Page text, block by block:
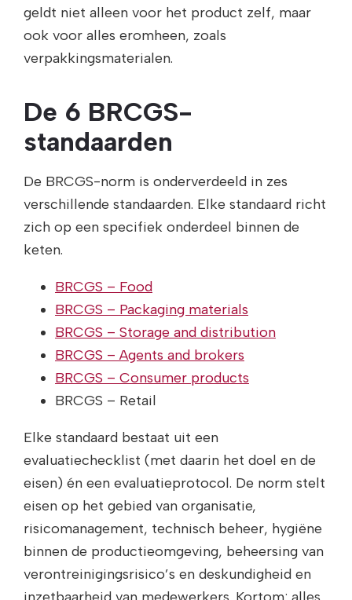
geldt niet alleen voor het product zelf, maar
ook voor alles eromheen, zoals
verpakkingsmaterialen.
De 6 BRCGS-
standaarden
De BRCGS-norm is onderverdeeld in zes
verschillende standaarden. Elke standaard richt
zich op een specifiek onderdeel binnen de
keten.
BRCGS – Food
BRCGS – Packaging materials
BRCGS – Storage and distribution
BRCGS – Agents and brokers
BRCGS – Consumer products
BRCGS – Retail
Elke standaard bestaat uit een
evaluatiechecklist (met daarin het doel en de
eisen) én een evaluatieprotocol. De norm stelt
eisen op het gebied van organisatie,
risicomanagement, technisch beheer, hygiëne
binnen de productieomgeving, beheersing van
verontreinigingsrisico’s en deskundigheid en